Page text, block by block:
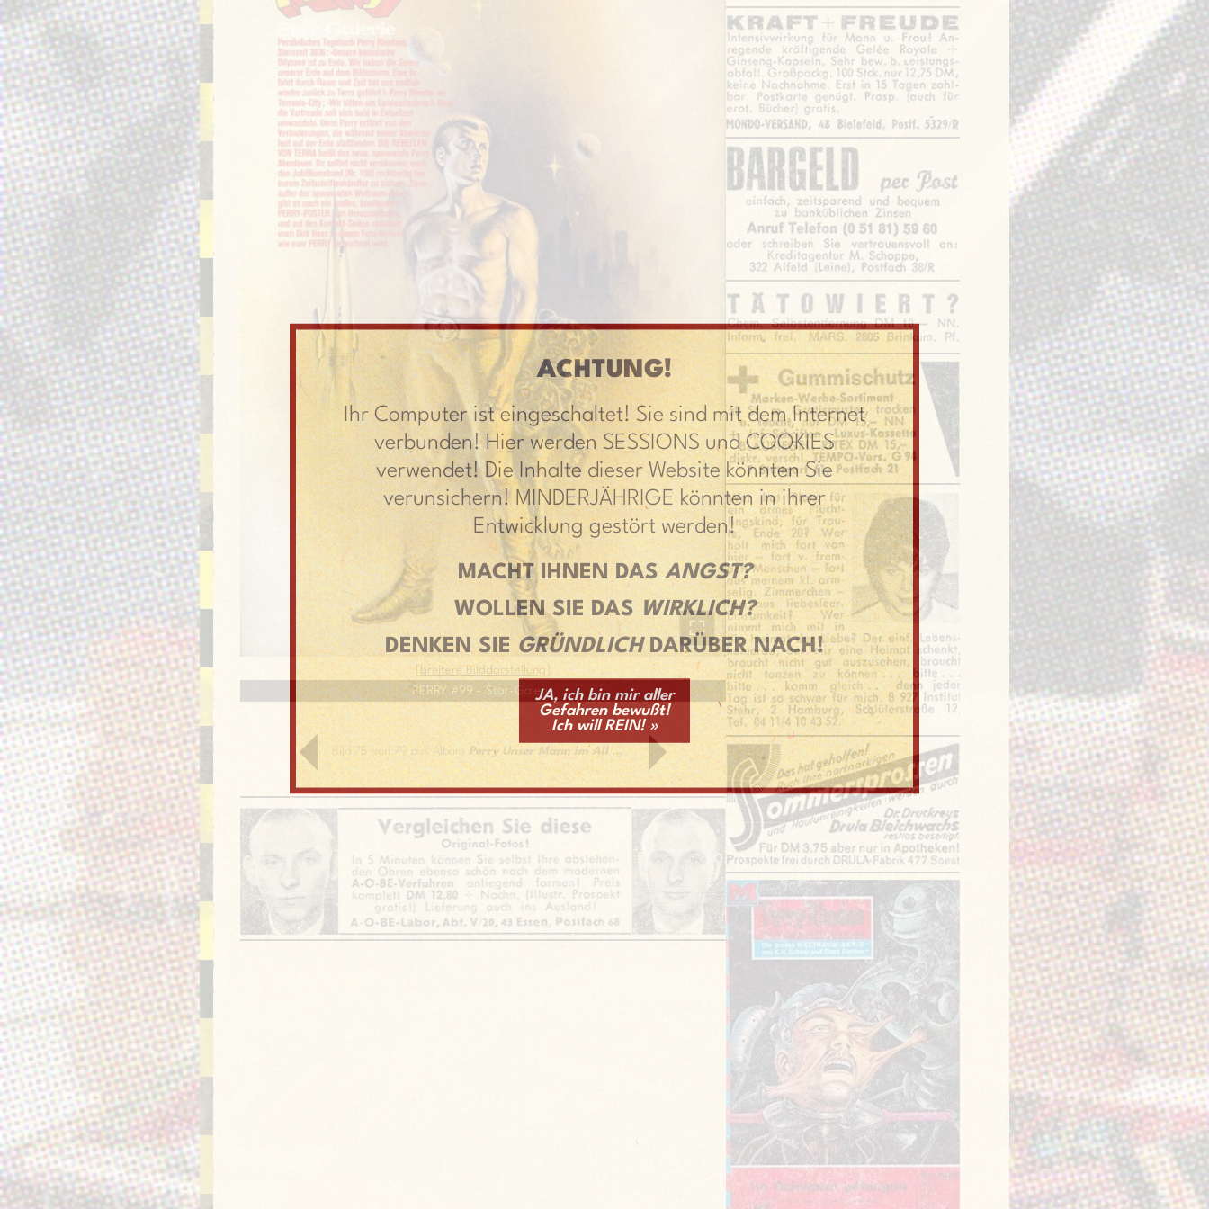
[ breitere Bilddarstellung ]
PERRY #99 - Star-Galerie
Bild 75 von 79 aus Album Perry Unser Mann im All ...
ACHTUNG!
Ihr Computer ist eingeschaltet! Sie sind mit dem Internet
verbunden! Hier werden SESSIONS und COOKIES
verwendet! Die Inhalte dieser Website könnten Sie
verunsichern! MINDERJÄHRIGE könnten in ihrer
Entwicklung gestört werden!
MACHT IHNEN DASANGST?
WOLLEN SIE DASWIRKLICH?
DENKEN SIE GRÜNDLICHDARÜBER NACH!
JA, ich bin mir aller
Gefahren bewußt!
Ich will REIN! »